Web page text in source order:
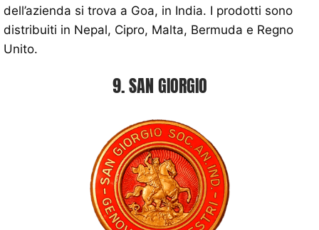
dell’azienda si trova a Goa, in India. I prodotti sono
distribuiti in Nepal, Cipro, Malta, Bermuda e Regno
Unito.
9. SAN GIORGIO